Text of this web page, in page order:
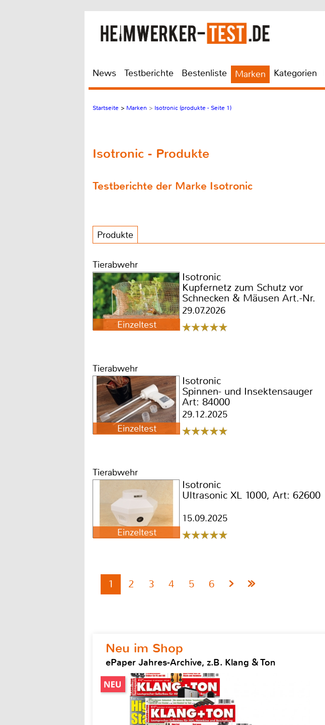
News Testberichte Bestenliste Marken Kategorien
Startseite > Marken > Isotronic (produkte - Seite 1)
Isotronic - Produkte
Testberichte der Marke Isotronic
Produkte
Tierabwehr
Einzeltest
Isotronic
Kupfernetz zum Schutz vor
Schnecken & Mäusen Art.-Nr.
81015
29.07.2026
Tierabwehr
Einzeltest
Isotronic
Spinnen- und Insektensauger
Art: 84000
29.12.2025
Tierabwehr
Einzeltest
Isotronic
Ultrasonic XL 1000, Art: 62600
15.09.2025
1 2 3 4 5 6
Neu im Shop
ePaper Jahres-Archive, z.B. Klang & Ton